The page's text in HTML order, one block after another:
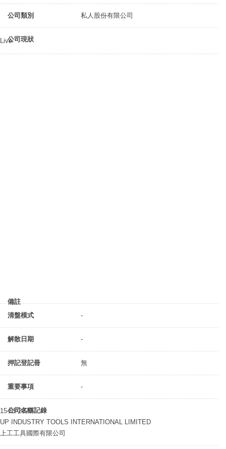
公司類別 私人股份有限公司
公司現狀
Live
備註
清盤模式
-
解散日期 -
押記登記冊 無
重要事項 -
公司名稱記錄
15-01-2020
UP INDUSTRY TOOLS INTERNATIONAL LIMITED
上工工具國際有限公司